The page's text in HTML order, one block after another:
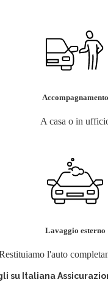
Accompagnamento
A casa o in
Lavaggio esterno
l'auto
su Italiana